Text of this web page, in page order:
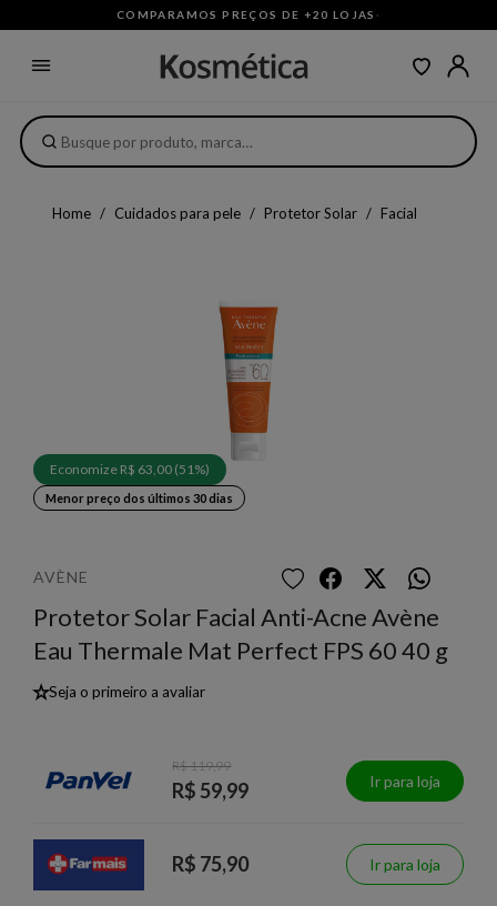
COMPARAMOS PREÇOS DE +20 LOJAS ·
Home Cuidados para pele Protetor Solar Facial
Economize R$ 63,00 (51%)
Menor preço dos últimos 30 dias
AVÈNE
Protetor Solar Facial Anti-Acne Avène
Eau Thermale Mat Perfect FPS 60 40 g
★Seja o primeiro a avaliar
R$ 119,99
R$ 59,99 Ir para loja
R$ 75,90 Ir para loja